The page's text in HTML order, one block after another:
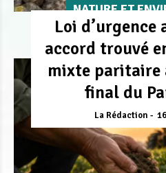
NATURE ET
Loi d’urgence
accord trouvé
mixte paritaire
final du
La Rédaction